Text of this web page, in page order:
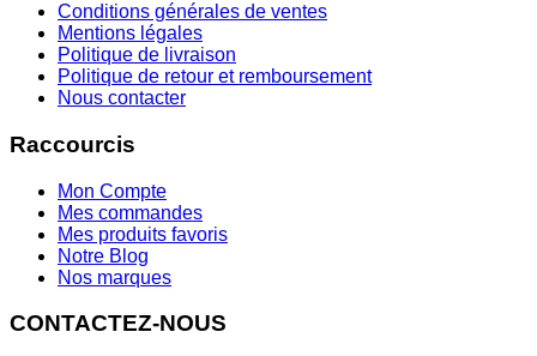
Conditions générales de ventes
Mentions légales
Politique de livraison
Politique de retour et remboursement
Nous contacter
Raccourcis
Mon Compte
Mes commandes
Mes produits favoris
Notre Blog
Nos marques
CONTACTEZ-NOUS